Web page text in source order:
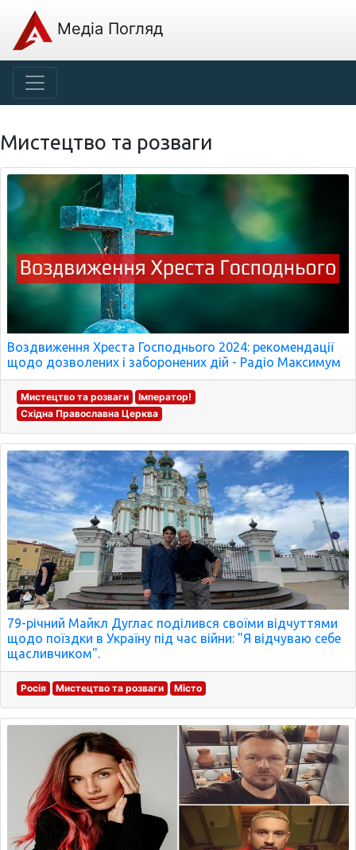
Медіа Погляд
Мистецтво та розваги
Воздвиження Хреста Господнього 2024: рекомендації
щодо дозволених і заборонених дій - Радіо Максимум
Мистецтво та розваги
Імператор!
Східна Православна Церква
79-річний Майкл Дуглас поділився своїми відчуттями
щодо поїздки в Україну під час війни: "Я відчуваю себе
щасливчиком".
Росія Мистецтво та розваги Місто